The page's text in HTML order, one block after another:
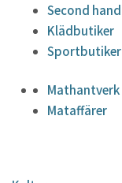
Second hand
Klädbutiker
Sportbutiker
Mathantverk
Mataffärer